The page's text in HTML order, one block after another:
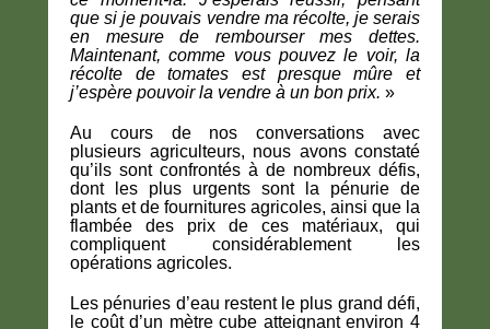
que si je pouvais vendre ma récolte, je serais
en mesure de rembourser mes dettes.
Maintenant, comme vous pouvez le voir, la
récolte de tomates est presque mûre et
j’espère pouvoir la vendre à un bon prix. »
Au cours de nos conversations avec
plusieurs agriculteurs, nous avons constaté
qu’ils sont confrontés à de nombreux défis,
dont les plus urgents sont la pénurie de
plants et de fournitures agricoles, ainsi que la
flambée des prix de ces matériaux, qui
compliquent considérablement les
opérations agricoles.
Les pénuries d’eau restent le plus grand défi,
le coût d’un mètre cube atteignant environ 4